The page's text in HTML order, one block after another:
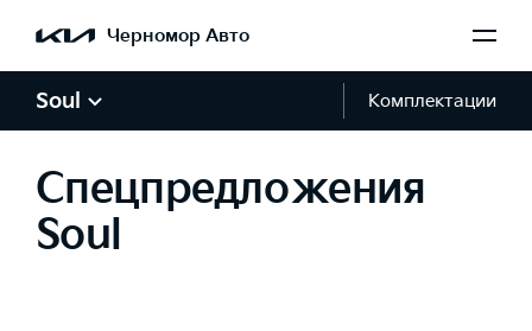
Черномор Авто
Soul Комплектации
Спецпредложения
Soul